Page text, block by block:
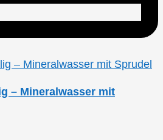
– Mineralwasser mit